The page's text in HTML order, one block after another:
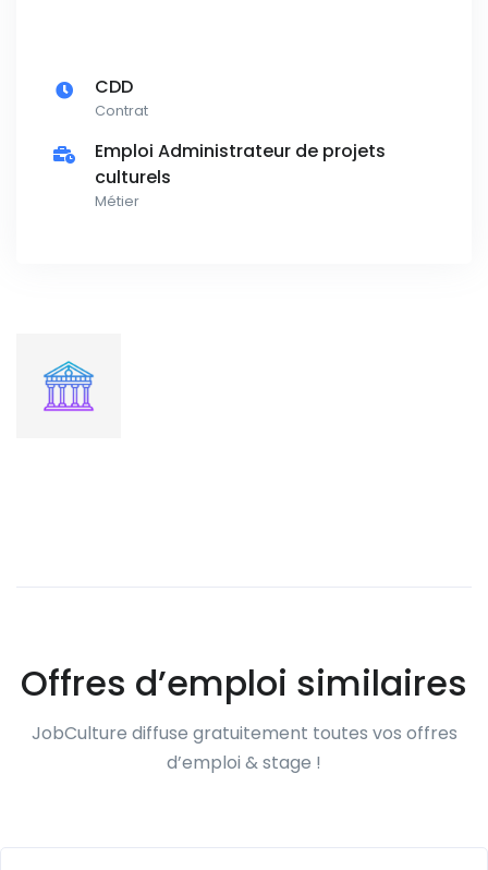
CDD
Contrat
Emploi Administrateur de projets
culturels
Métier
Offres d’emploi similaires
JobCulture diffuse gratuitement toutes vos offres
d’emploi & stage !